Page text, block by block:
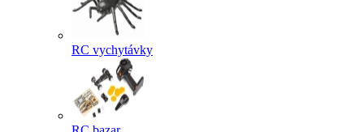
RC vychytávky